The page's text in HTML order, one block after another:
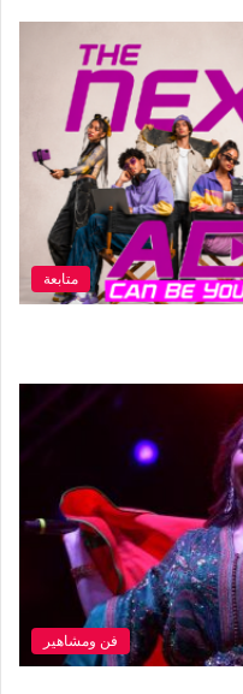
متابعة
فن ومشاهير